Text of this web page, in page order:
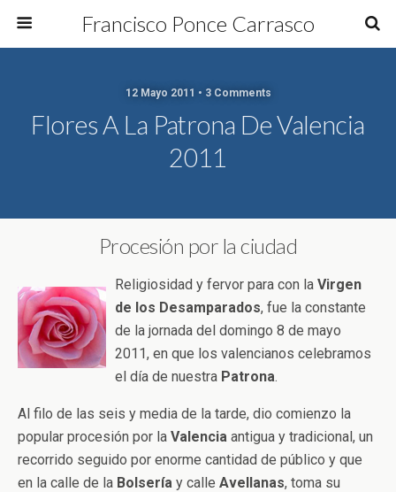
Francisco Ponce Carrasco
12 Mayo 2011 • 3 Comments
Flores A La Patrona De Valencia
2011
Procesión por la ciudad
Religiosidad y fervor para con la Virgen
de los Desamparados, fue la constante
de la jornada del domingo 8 de mayo
2011, en que los valencianos celebramos
el día de nuestra Patrona.
Al filo de las seis y media de la tarde, dio comienzo la
popular procesión por la Valencia antigua y tradicional, un
recorrido seguido por enorme cantidad de público y que
en la calle de la Bolsería y calle Avellanas, toma su